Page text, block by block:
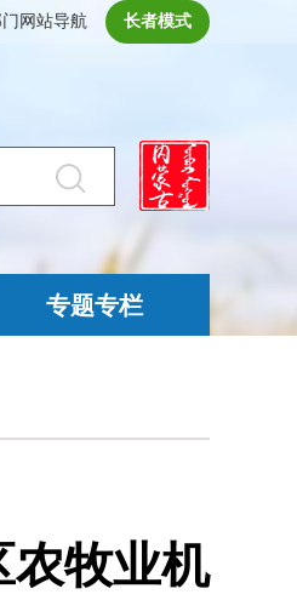
长者模式
网站导航
专题专栏
农牧业机